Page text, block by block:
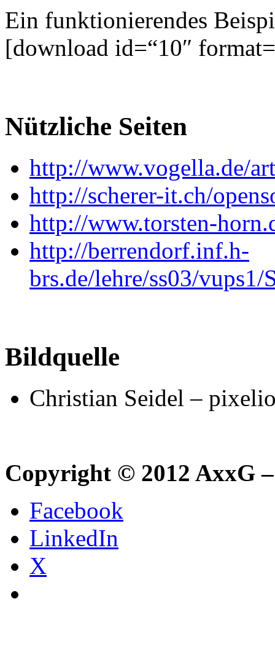
Ein funktionierendes
[download id=“10″
Nützliche Seiten
http://www.vogella.de/
http://scherer-it.ch/
http://www.torsten-
http://berrendorf.inf.h-
brs.de/lehre/ss03/
Bildquelle
Christian Seidel –
Copyright © 2012 AxxG
Facebook
LinkedIn
X